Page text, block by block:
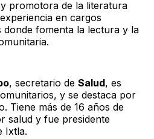
promotora de la literatura
en cargos
fomenta la lectura y la
, secretario de Salud, es
y se destaca por
Tiene más de 16 años de
salud y fue presidente
Ixtla.